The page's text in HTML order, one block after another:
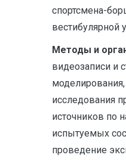
спортсмена-
вестибулярной
Методы и
видеозаписи и
моделирования,
исследования
источников по
испытуемых
проведение